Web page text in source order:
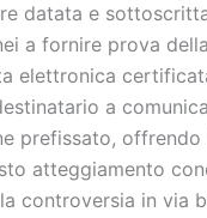
datata e
a fornire prova
elettronica
a
prefissato,
atteggiamento
controversia in via